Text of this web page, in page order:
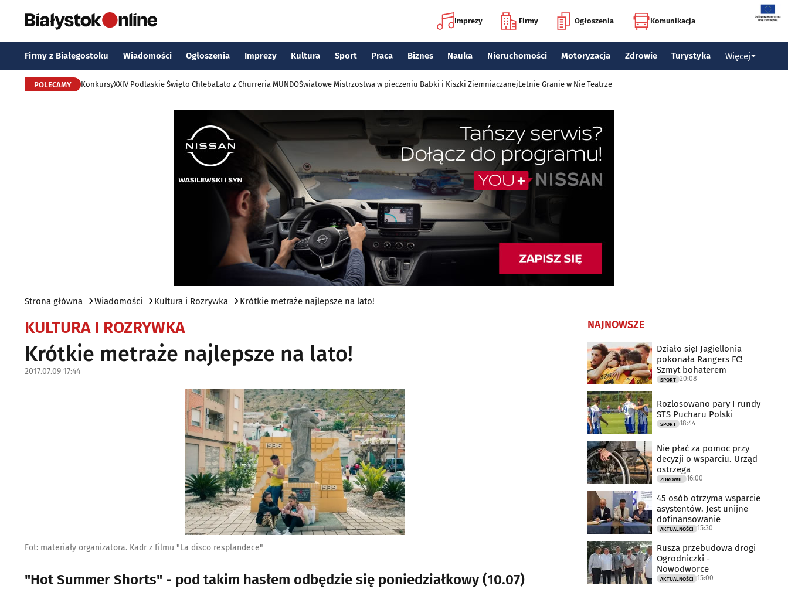
Imprezy Firmy Ogłoszenia Komunikacja
Firmy z Białegostoku Wiadomości Ogłoszenia Imprezy Kultura Sport Praca Biznes Nauka Nieruchomości Motoryzacja Zdrowie Turystyka Więcej
POLECAMY KonkursyXXIV Podlaskie Święto ChlebaLato z Churreria MUNDOŚwiatowe Mistrzostwa w pieczeniu Babki i Kiszki ZiemniaczanejLetnie Granie w Nie Teatrze
Strona główna Wiadomości Kultura i Rozrywka Krótkie metraże najlepsze na lato!
KULTURA I ROZRYWKA
Krótkie metraże najlepsze na lato!
2017.07.09 17:44
Fot: materiały organizatora. Kadr z filmu "La disco resplandece"
"Hot Summer Shorts" - pod takim hasłem odbędzie się poniedziałkowy (10.07)
NAJNOWSZE
Działo się! Jagiellonia
pokonała Rangers FC!
Szmyt bohaterem
SPORT 20:08
Rozlosowano pary I rundy
STS Pucharu Polski
SPORT 18:44
Nie płać za pomoc przy
decyzji o wsparciu. Urząd
ostrzega
ZDROWIE 16:00
45 osób otrzyma wsparcie
asystentów. Jest unijne
dofinansowanie
AKTUALNOŚCI 15:30
Rusza przebudowa drogi
Ogrodniczki -
Nowodworce
AKTUALNOŚCI 15:00